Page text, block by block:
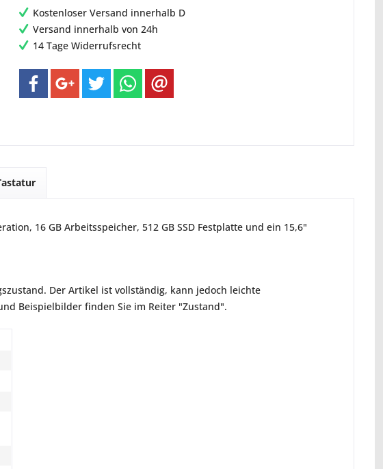
Kostenloser Versand innerhalb D
Versand innerhalb von 24h
14 Tage Widerrufsrecht
16 GB Arbeitsspeicher, 512 GB SSD Festplatte und ein 15,6"
Der Artikel ist vollständig, kann jedoch leichte
Beispielbilder finden Sie im Reiter "Zustand".